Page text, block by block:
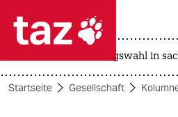
 taz zahl ich
taz zahl ich
landtagswahl in
Startseite Gesellschaft